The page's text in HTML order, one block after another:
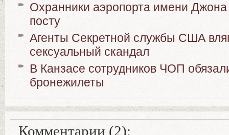
Охранники аэропорта имени Джона
посту
Агенты Секретной службы США
сексуальный скандал
В Канзасе сотрудников ЧОП
бронежилеты
Комментарии (2):